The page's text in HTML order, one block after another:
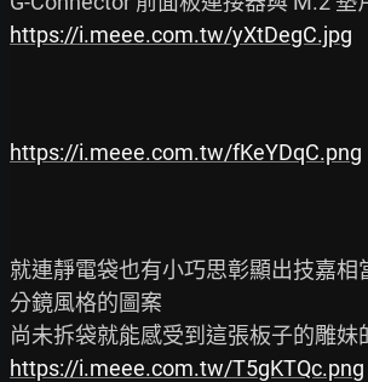
https://i.meee.com.tw/yXtDegC.jpg
https://i.meee.com.tw/fKeYDqC.png
就連靜電袋也有小巧思彰顯出技嘉相
分鏡風格的圖案
https://i.meee.com.tw/T5gKTQc.png